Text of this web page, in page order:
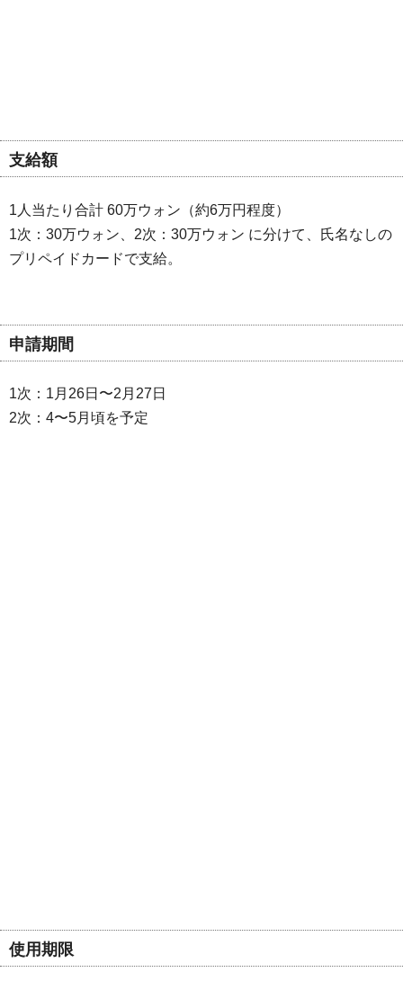
支給額
1人当たり合計 60万ウォン（約6万円程度）
1次：30万ウォン、2次：30万ウォン に分けて、氏名なしの
プリペイドカードで支給。
申請期間
1次：1月26日〜2月27日
2次：4〜5月頃を予定
使用期限